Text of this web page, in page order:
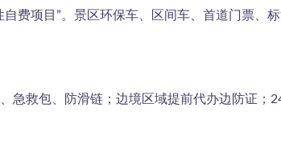
费项目”。景区环保车、区间车、首道门票、
急救包、防滑链；边境区域提前代办边防证